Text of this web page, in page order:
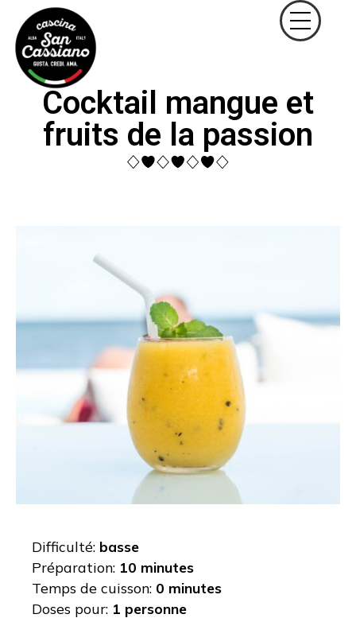
Cocktail mangue et
fruits de la passion
Difficulté: basse
Préparation: 10 minutes
Temps de cuisson: 0 minutes
Doses pour: 1 personne